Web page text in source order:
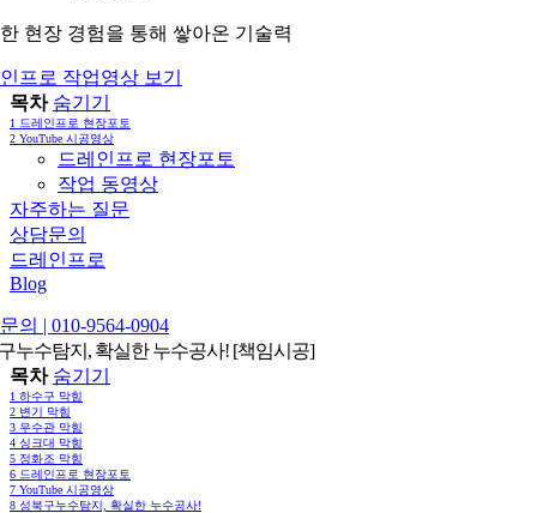
현장 경험을 통해 쌓아온 기술력
프로 작업영상 보기
목차 숨기기
1 드레인프로 현장포토
2 YouTube 시공영상
드레인프로 현장포토
작업 동영상
자주하는 질문
상담문의
드레인프로
Blog
의 | 010-9564-0904
누수탐지, 확실한 누수공사! [책임시공]
목차 숨기기
1 하수구 막힘
2 변기 막힘
3 우수관 막힘
4 싱크대 막힘
5 정화조 막힘
6 드레인프로 현장포토
7 YouTube 시공영상
8 성북구누수탐지, 확실한 누수공사!